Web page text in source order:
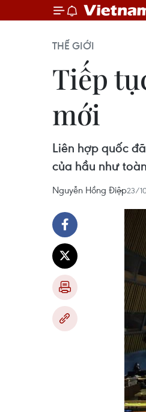
THẾ GIỚI
Tiếp
mới
Liên hợp quốc
của hầu như
Nguyễn Hồng Điệp23/